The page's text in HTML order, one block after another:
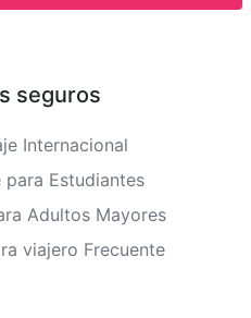
seguros
Internacional
para Estudiantes
Adultos Mayores
viajero Frecuente